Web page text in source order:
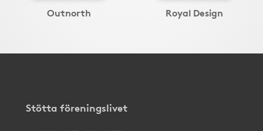
Outnorth Royal Design
Stötta föreningslivet